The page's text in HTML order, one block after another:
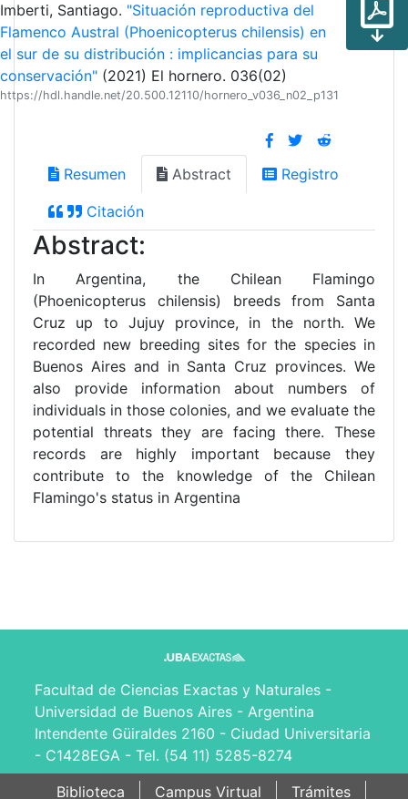
Imberti, Santiago. "Situación reproductiva del
Flamenco Austral (Phoenicopterus chilensis) en
el sur de su distribución : implicancias para su
conservación" (2021) El hornero. 036(02)
https://hdl.handle.net/20.500.12110/hornero_v036_n02_p131
Resumen Abstract Registro
Citación
Abstract:
In Argentina, the Chilean Flamingo
(Phoenicopterus chilensis) breeds from Santa
Cruz up to Jujuy province, in the north. We
recorded new breeding sites for the species in
Buenos Aires and in Santa Cruz provinces. We
also provide information about numbers of
individuals in those colonies, and we evaluate the
potential threats they are facing there. These
records are highly important because they
contribute to the knowledge of the Chilean
Flamingo's status in Argentina
Facultad de Ciencias Exactas y Naturales -
Universidad de Buenos Aires - Argentina
Intendente Güiraldes 2160 - Ciudad Universitaria
- C1428EGA - Tel. (54 11) 5285-8274
Biblioteca
Campus Virtual Trámites